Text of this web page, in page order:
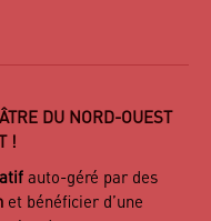
DU NORD-OUEST
!
auto-géré par des
et bénéficier d’une